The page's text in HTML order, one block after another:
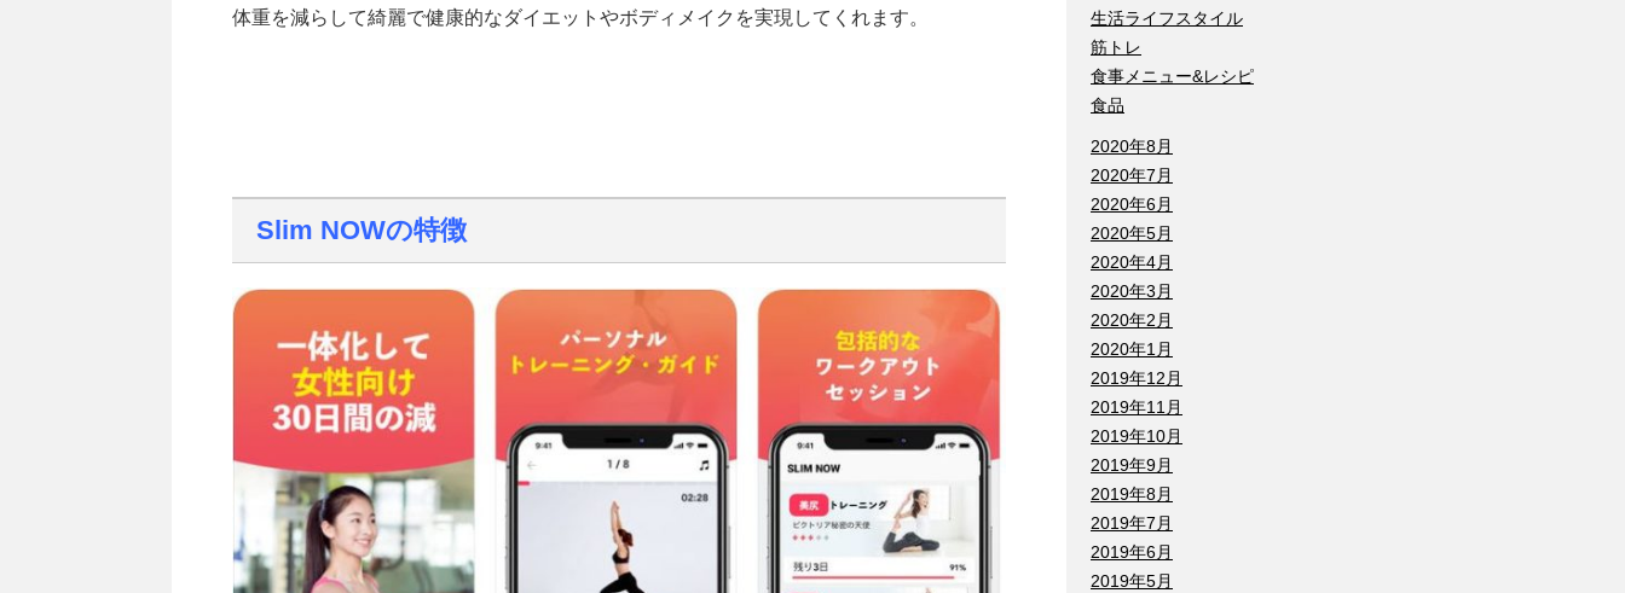
体重を減らして綺麗で健康的なダイエットやボディメイクを実現してくれます。
Slim NOWの特徴
生活ライフスタイル
筋トレ
食事メニュー&レシピ
食品
2020年8月
2020年7月
2020年6月
2020年5月
2020年4月
2020年3月
2020年2月
2020年1月
2019年12月
2019年11月
2019年10月
2019年9月
2019年8月
2019年7月
2019年6月
2019年5月